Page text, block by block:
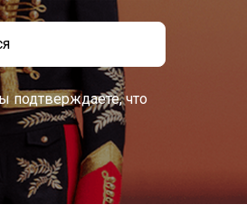
подтверждаете, что